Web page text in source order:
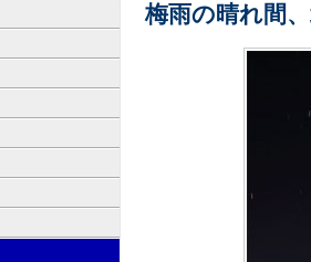
梅雨の晴れ間